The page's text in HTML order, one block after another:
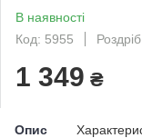
В наявності
Код: 5955
Роздріб
1 349 ₴
Опис